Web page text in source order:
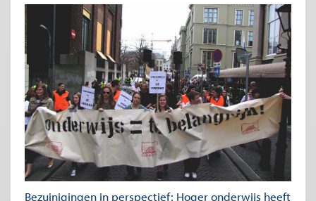
Bezuinigingen in perspectief: Hoger onderwijs heeft